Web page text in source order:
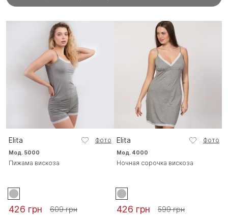
Elita Фото
Мод. 5000
Пижама вискоза
426 грн 609 грн
Elita Фото
Мод. 4000
Ночная сорочка вискоза
426 грн 599 грн